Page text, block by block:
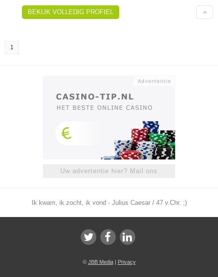
BEKIJK VOLLEDIG PROFIEL
1
Uw advertentie hier? Mail ons
Ik kwam, ik zocht, ik vond - Julius Caesar / 47 v.Chr. ;)
© JBB Media| Privacy